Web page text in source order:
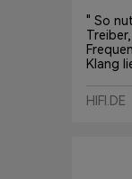
" So
Klang
HIFI.DE